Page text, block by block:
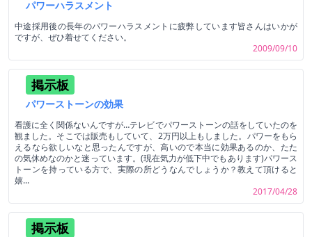
パワーハラスメント
中途採用後の長年のパワーハラスメントに疲弊しています皆さんはいかが
ですが、ぜひ着せてください。
2009/09/10
掲示板
パワーストーンの効果
看護に全く関係ないんですが…テレビでパワーストーンの話をしていたのを
観ました。そこでは販売もしていて、2万円以上もしました。パワーをもら
えるなら欲しいなと思ったんですが、高いので本当に効果あるのか、たた
の気休めなのかと迷っています。(現在気力が低下中でもあります)パワース
トーンを持っている方で、実際の所どうなんでしょうか？教えて頂けると
嬉...
2017/04/28
掲示板